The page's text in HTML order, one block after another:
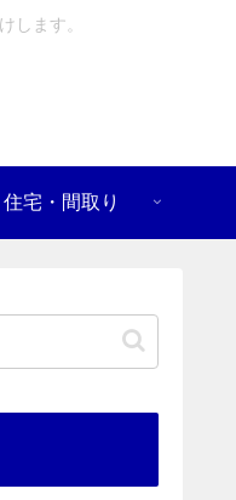
します。
住宅・間取り